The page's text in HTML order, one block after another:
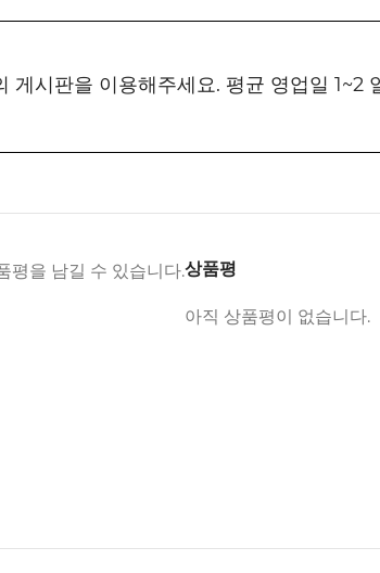
게시판을 이용해주세요. 평균 영업일
상품평
아직 상품평이 없습니다.
평을 남길 수 있습니다.